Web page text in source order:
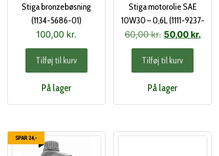
Stiga bronzebøsning
(1134-5686-01)
100,00 kr.
Tilføj til kurv
På lager
Stiga motorolie SAE
10W30 – 0,6L (1111-9237-
01)
60,00kr. Den
oprindelige
pris
var:
60,00 kr..
50,00 kr.Den
Tilføj til kurv
På lager
SPAR 24,-